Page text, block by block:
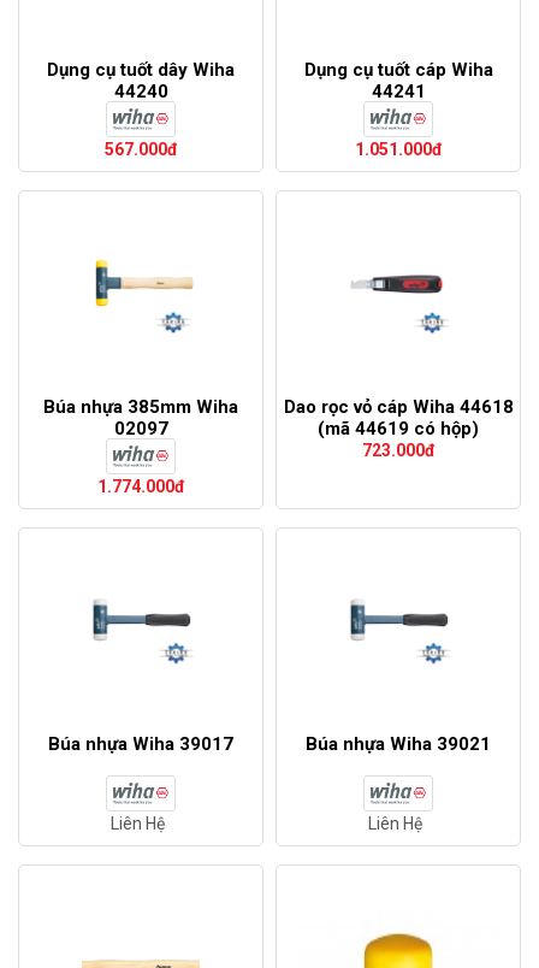
Dụng cụ tuốt dây Wiha
44240
567.000đ
Dụng cụ tuốt cáp Wiha
44241
1.051.000đ
Búa nhựa 385mm Wiha
02097
1.774.000đ
Dao rọc vỏ cáp Wiha 44618
(mã 44619 có hộp)
723.000đ
Búa nhựa Wiha 39017
Liên Hệ
Búa nhựa Wiha 39021
Liên Hệ